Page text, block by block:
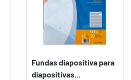
Fundas diapositiva para
diapositivas...